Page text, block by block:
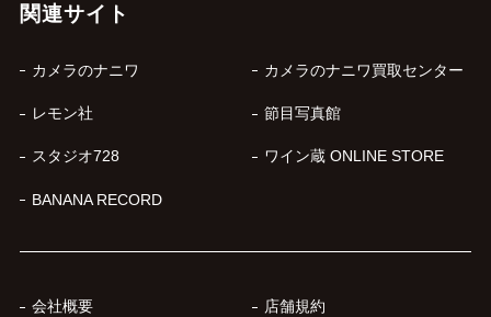
関連サイト
カメラのナニワ カメラのナニワ買取センター
レモン社 節目写真館
スタジオ728 ワイン蔵 ONLINE STORE
BANANA RECORD
会社概要 店舗規約